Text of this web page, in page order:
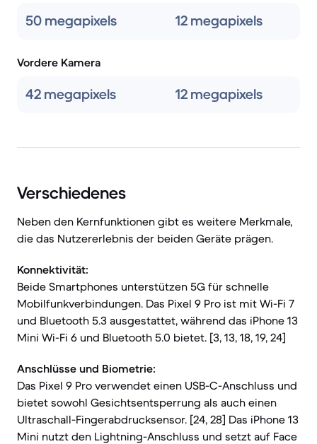
50 megapixels 12 megapixels
Vordere Kamera
42 megapixels 12 megapixels
Verschiedenes
Neben den Kernfunktionen gibt es weitere Merkmale,
die das Nutzererlebnis der beiden Geräte prägen.
Konnektivität:
Beide Smartphones unterstützen 5G für schnelle
Mobilfunkverbindungen. Das Pixel 9 Pro ist mit Wi-Fi 7
und Bluetooth 5.3 ausgestattet, während das iPhone 13
Mini Wi-Fi 6 und Bluetooth 5.0 bietet. [3, 13, 18, 19, 24]
Anschlüsse und Biometrie:
Das Pixel 9 Pro verwendet einen USB-C-Anschluss und
bietet sowohl Gesichtsentsperrung als auch einen
Ultraschall-Fingerabdrucksensor. [24, 28] Das iPhone 13
Mini nutzt den Lightning-Anschluss und setzt auf Face